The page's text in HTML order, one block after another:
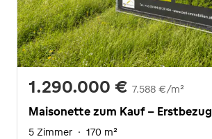
1.290.000 € 7.588 €/m²
Maisonette zum Kauf - Erstbezug
5 Zimmer · 170 m²